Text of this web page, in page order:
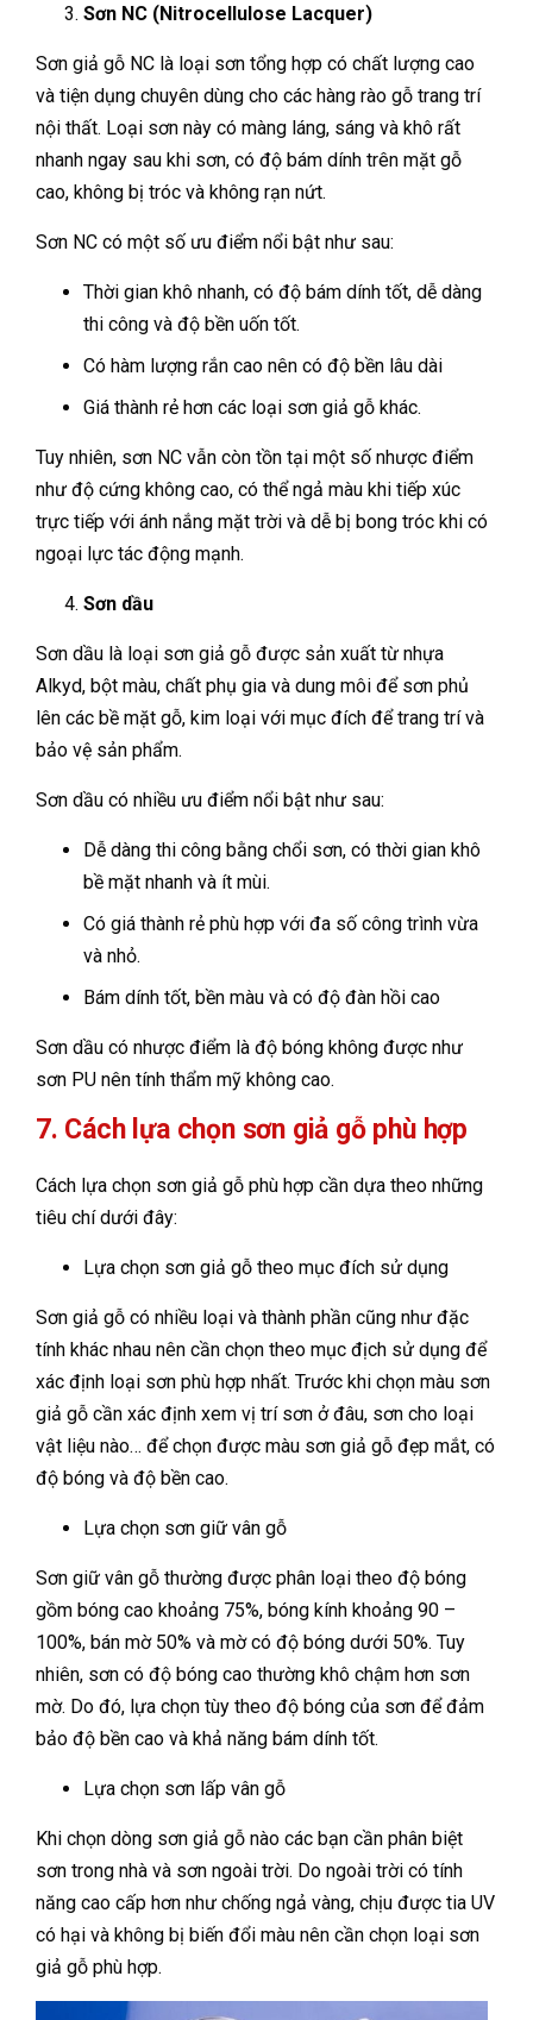
Sơn NC (Nitrocellulose Lacquer)
Sơn giả gỗ NC là loại sơn tổng hợp có chất lượng cao
và tiện dụng chuyên dùng cho các hàng rào gỗ trang trí
nội thất. Loại sơn này có màng láng, sáng và khô rất
nhanh ngay sau khi sơn, có độ bám dính trên mặt gỗ
cao, không bị tróc và không rạn nứt.
Sơn NC có một số ưu điểm nổi bật như sau:
Thời gian khô nhanh, có độ bám dính tốt, dễ dàng
thi công và độ bền uốn tốt.
Có hàm lượng rắn cao nên có độ bền lâu dài
Giá thành rẻ hơn các loại sơn giả gỗ khác.
Tuy nhiên, sơn NC vẫn còn tồn tại một số nhược điểm
như độ cứng không cao, có thể ngả màu khi tiếp xúc
trực tiếp với ánh nắng mặt trời và dễ bị bong tróc khi có
ngoại lực tác động mạnh.
Sơn dầu
Sơn dầu là loại sơn giả gỗ được sản xuất từ nhựa
Alkyd, bột màu, chất phụ gia và dung môi để sơn phủ
lên các bề mặt gỗ, kim loại với mục đích để trang trí và
bảo vệ sản phẩm.
Sơn dầu có nhiều ưu điểm nổi bật như sau:
Dễ dàng thi công bằng chổi sơn, có thời gian khô
bề mặt nhanh và ít mùi.
Có giá thành rẻ phù hợp với đa số công trình vừa
và nhỏ.
Bám dính tốt, bền màu và có độ đàn hồi cao
Sơn dầu có nhược điểm là độ bóng không được như
sơn PU nên tính thẩm mỹ không cao.
7. Cách lựa chọn sơn giả gỗ phù hợp
Cách lựa chọn sơn giả gỗ phù hợp cần dựa theo những
tiêu chí dưới đây:
Lựa chọn sơn giả gỗ theo mục đích sử dụng
Sơn giả gỗ có nhiều loại và thành phần cũng như đặc
tính khác nhau nên cần chọn theo mục địch sử dụng để
xác định loại sơn phù hợp nhất. Trước khi chọn màu sơn
giả gỗ cần xác định xem vị trí sơn ở đâu, sơn cho loại
vật liệu nào… để chọn được màu sơn giả gỗ đẹp mắt, có
độ bóng và độ bền cao.
Lựa chọn sơn giữ vân gỗ
Sơn giữ vân gỗ thường được phân loại theo độ bóng
gồm bóng cao khoảng 75%, bóng kính khoảng 90 –
100%, bán mờ 50% và mờ có độ bóng dưới 50%. Tuy
nhiên, sơn có độ bóng cao thường khô chậm hơn sơn
mờ. Do đó, lựa chọn tùy theo độ bóng của sơn để đảm
bảo độ bền cao và khả năng bám dính tốt.
Lựa chọn sơn lấp vân gỗ
Khi chọn dòng sơn giả gỗ nào các bạn cần phân biệt
sơn trong nhà và sơn ngoài trời. Do ngoài trời có tính
năng cao cấp hơn như chống ngả vàng, chịu được tia UV
có hại và không bị biến đổi màu nên cần chọn loại sơn
giả gỗ phù hợp.